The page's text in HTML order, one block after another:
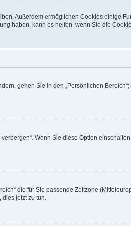
Außerdem ermöglichen Cookies einige
haben, kann es helfen, wenn Sie die
gehen Sie in den „Persönlichen
Wenn Sie diese Option
die für Sie passende Zeitzone
jetzt zu tun.